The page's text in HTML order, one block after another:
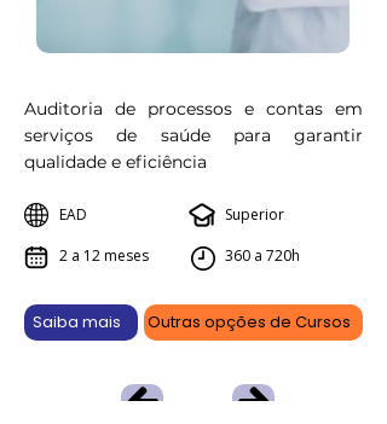
Auditoria de processos e contas em
serviços de saúde para garantir
qualidade e eficiência
EAD
2 a 12 meses
Superior
360 a 720h
Saiba mais Outras opções de Cursos